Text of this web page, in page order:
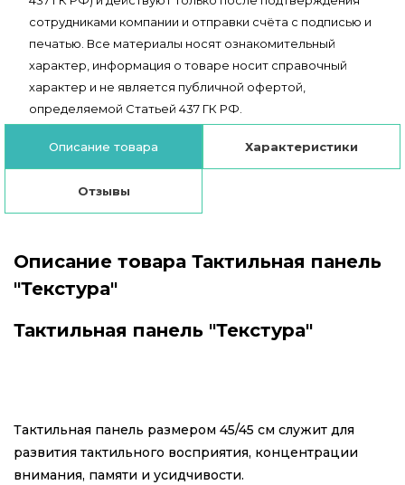
сотрудниками компании и отправки счёта с подписью и
печатью. Все материалы носят ознакомительный
характер, информация о товаре носит справочный
характер и не является публичной офертой,
определяемой Статьей 437 ГК РФ.
Описание товара Характеристики
Отзывы
Описание товара Тактильная панель
"Текстура"
Тактильная панель "Текстура"
Тактильная панель размером 45/45 см служит для
развития тактильного восприятия, концентрации
внимания, памяти и усидчивости.